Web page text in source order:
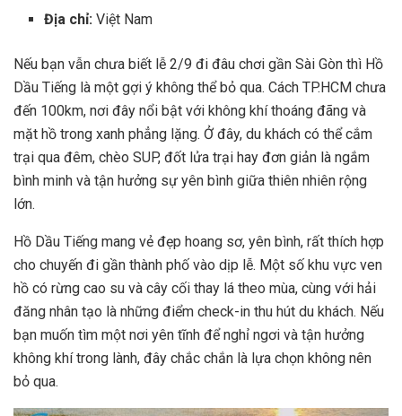
Địa chỉ: Việt Nam
Nếu bạn vẫn chưa biết lễ 2/9 đi đâu chơi gần Sài Gòn thì Hồ
Dầu Tiếng là một gợi ý không thể bỏ qua. Cách TP.HCM chưa
đến 100km, nơi đây nổi bật với không khí thoáng đãng và
mặt hồ trong xanh phẳng lặng. Ở đây, du khách có thể cắm
trại qua đêm, chèo SUP, đốt lửa trại hay đơn giản là ngắm
bình minh và tận hưởng sự yên bình giữa thiên nhiên rộng
lớn.
Hồ Dầu Tiếng mang vẻ đẹp hoang sơ, yên bình, rất thích hợp
cho chuyến đi gần thành phố vào dịp lễ. Một số khu vực ven
hồ có rừng cao su và cây cối thay lá theo mùa, cùng với hải
đăng nhân tạo là những điểm check-in thu hút du khách. Nếu
bạn muốn tìm một nơi yên tĩnh để nghỉ ngơi và tận hưởng
không khí trong lành, đây chắc chắn là lựa chọn không nên
bỏ qua.